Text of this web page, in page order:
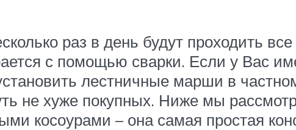
раз в день будут проходить
с помощью сварки. Если у Вас
лестничные марши в
не хуже покупных. Ниже мы
косоурами – она самая простая